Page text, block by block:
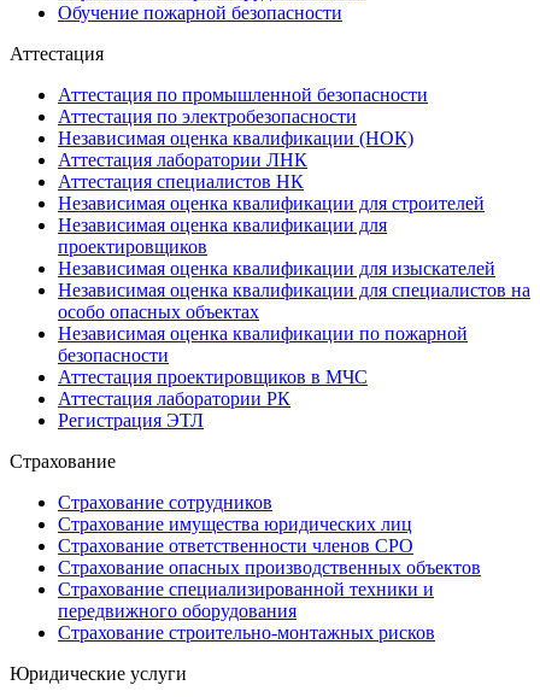
Обучение пожарной безопасности
Аттестация
Аттестация по промышленной безопасности
Аттестация по электробезопасности
Независимая оценка квалификации (НОК)
Аттестация лаборатории ЛНК
Аттестация специалистов НК
Независимая оценка квалификации для строителей
Независимая оценка квалификации для
проектировщиков
Независимая оценка квалификации для изыскателей
Независимая оценка квалификации для специалистов на
особо опасных объектах
Независимая оценка квалификации по пожарной
безопасности
Аттестация проектировщиков в МЧС
Аттестация лаборатории РК
Регистрация ЭТЛ
Страхование
Страхование сотрудников
Страхование имущества юридических лиц
Страхование ответственности членов СРО
Страхование опасных производственных объектов
Страхование специализированной техники и
передвижного оборудования
Страхование строительно-монтажных рисков
Юридические услуги